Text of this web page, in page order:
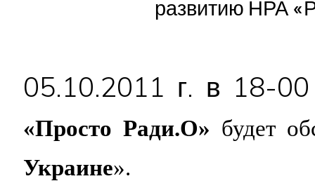
развитию НРА
05.10.2011 г. в 18-00
«Просто Ради.О» будет
Украине».